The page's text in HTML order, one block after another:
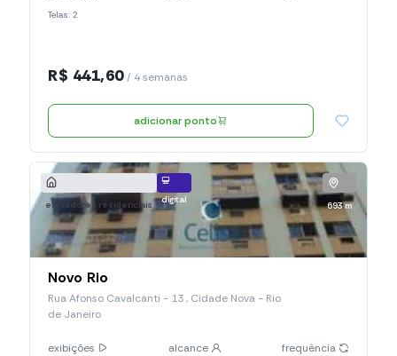
Telas: 2
R$ 441,60/ 4 semanas
adicionar ponto
elevadores residenciais digital
693 m
Novo Rio
Rua Afonso Cavalcanti - 13 , Cidade Nova - Rio
de Janeiro
exibições alcance frequência